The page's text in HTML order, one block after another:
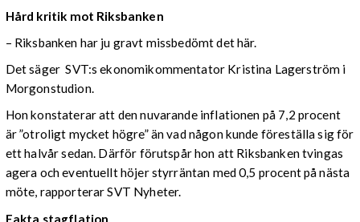
Hård kritik mot Riksbanken
– Riksbanken har ju gravt missbedömt det här.
Det säger SVT:s ekonomikommentator Kristina Lagerström i
Morgonstudion.
Hon konstaterar att den nuvarande inflationen på 7,2 procent
är ”otroligt mycket högre” än vad någon kunde föreställa sig för
ett halvår sedan. Därför förutspår hon att Riksbanken tvingas
agera och eventuellt höjer styrräntan med 0,5 procent på nästa
möte, rapporterar SVT Nyheter.
Fakta stagflation